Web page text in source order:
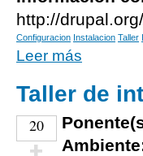
http://
Configuracion Instalacion Taller
Leer más
Taller de
20